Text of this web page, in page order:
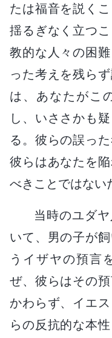
たは福音を説く
揺るぎなく立つ
教的な人々の困
った考えを残ら
は、あなたがこ
し、いささかも
る。彼らの誤っ
彼らはあなたを
べきことではない
当時のユダ
いて、男の子が
うイザヤの預言
ぜ、彼らはその
かわらず、イエ
らの反抗的な本